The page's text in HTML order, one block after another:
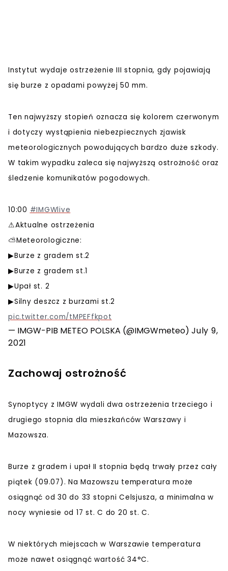
Instytut wydaje ostrzeżenie III stopnia, gdy pojawiają
się burze z opadami powyżej 50 mm.
Ten najwyższy stopień oznacza się kolorem czerwonym
i dotyczy wystąpienia niebezpiecznych zjawisk
meteorologicznych powodujących bardzo duże szkody.
W takim wypadku zaleca się najwyższą ostrożność oraz
śledzenie komunikatów pogodowych.
10:00 #IMGWlive
⚠Aktualne ostrzeżenia
⛅Meteorologiczne:
▶Burze z gradem st.2
▶Burze z gradem st.1
▶Upał st. 2
▶Silny deszcz z burzami st.2
pic.twitter.com/tMPEFfkpot
— IMGW-PIB METEO POLSKA (@IMGWmeteo) July 9,
2021
Zachowaj ostrożność
Synoptycy z IMGW wydali dwa ostrzeżenia trzeciego i
drugiego stopnia dla mieszkańców Warszawy i
Mazowsza.
Burze z gradem i upał II stopnia będą trwały przez cały
piątek (09.07). Na Mazowszu temperatura może
osiągnąć od 30 do 33 stopni Celsjusza, a minimalna w
nocy wyniesie od 17 st. C do 20 st. C.
W niektórych miejscach w Warszawie temperatura
może nawet osiągnąć wartość 34°C.